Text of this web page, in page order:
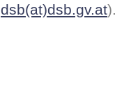
dsb(at)dsb.gv.at).